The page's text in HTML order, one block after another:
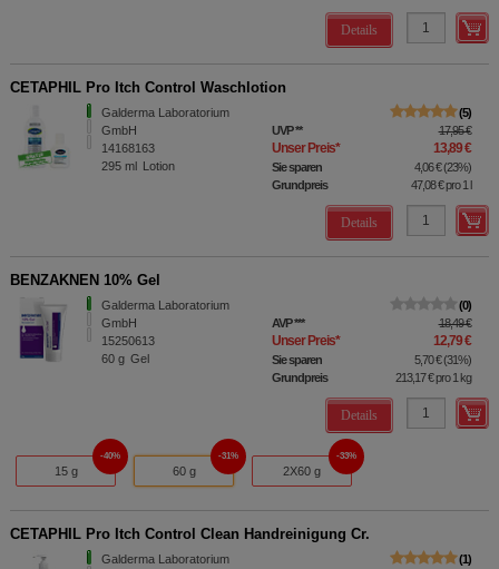
Details
CETAPHIL Pro Itch Control Waschlotion
Galderma Laboratorium
GmbH
14168163
295 ml Lotion
5
UVP** 17,95 €
Unser Preis* 13,89 €
Sie sparen 4,06 €(23%)
Grundpreis
47,08 €pro 1 l
Details
BENZAKNEN 10% Gel
Galderma Laboratorium
GmbH
15250613
60 g Gel
0
AVP*** 18,49 €
Unser Preis* 12,79 €
Sie sparen 5,70 €(31%)
Grundpreis
213,17 €pro 1 kg
Details
15 g
40%
60 g
31%
2X60 g
33%
CETAPHIL Pro Itch Control Clean Handreinigung Cr.
Galderma Laboratorium
1